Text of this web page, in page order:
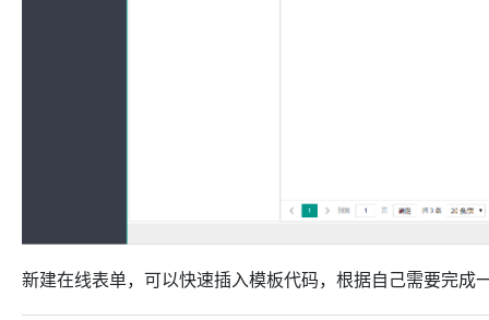
新建在线表单，可以快速插入模板代码，根据自己需要完成